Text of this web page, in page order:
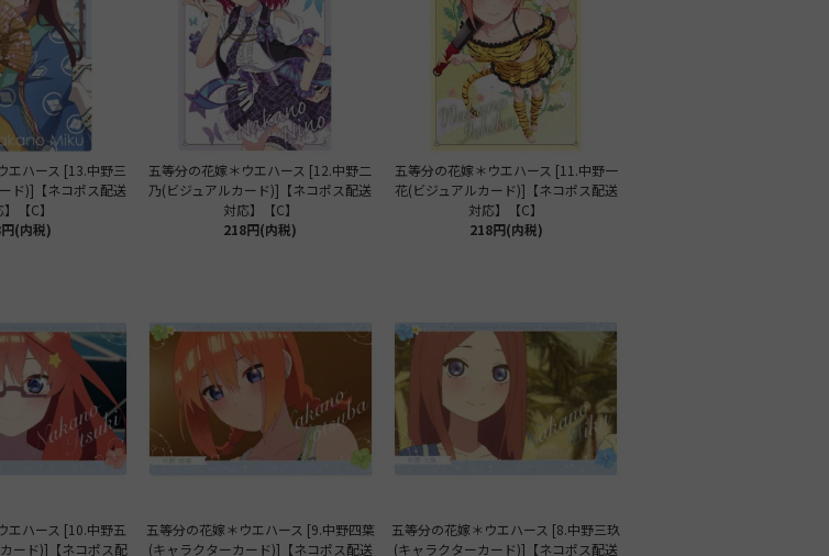
エハース [13.中野三
ド)]【ネコポス配送
【C】
(内税)
五等分の花嫁＊ウエハース [12.中野二
乃(ビジュアルカード)]【ネコポス配送
対応】【C】
218円(内税)
五等分の花嫁＊ウエハース [11.中野一
花(ビジュアルカード)]【ネコポス配送
対応】【C】
218円(内税)
エハース [10.中野五
ード)]【ネコポス配
五等分の花嫁＊ウエハース [9.中野四葉
(キャラクターカード)]【ネコポス配送
五等分の花嫁＊ウエハース [8.中野三玖
(キャラクターカード)]【ネコポス配送